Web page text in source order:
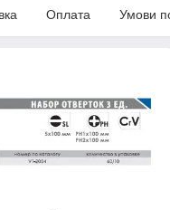
Оплата Умови